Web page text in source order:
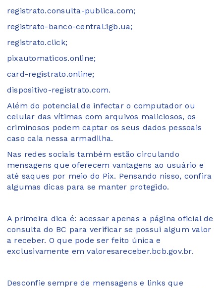
registrato.consulta-publica.com;
registrato-banco-central.1gb.ua;
registrato.click;
pixautomaticos.online;
card-registrato.online;
dispositivo-registrato.com.
Além do potencial de infectar o computador ou
celular das vítimas com arquivos maliciosos, os
criminosos podem captar os seus dados pessoais
caso caia nessa armadilha.
Nas redes sociais também estão circulando
mensagens que oferecem vantagens ao usuário e
até saques por meio do Pix. Pensando nisso, confira
algumas dicas para se manter protegido.
A primeira dica é: acessar apenas a página oficial de
consulta do BC para verificar se possui algum valor
a receber. O que pode ser feito única e
exclusivamente em valoresareceber.bcb.gov.br.
Desconfie sempre de mensagens e links que